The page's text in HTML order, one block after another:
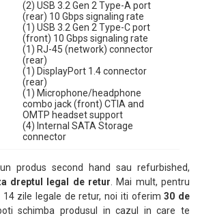
(2) USB 3.2 Gen 2 Type-A port
(rear) 10 Gbps signaling rate
(1) USB 3.2 Gen 2 Type-C port
(front) 10 Gbps signaling rate
(1) RJ-45 (network) connector
(rear)
(1) DisplayPort 1.4 connector
(rear)
(1) Microphone/headphone
combo jack (front) CTIA and
OMTP headset support
(4) Internal SATA Storage
connector
produs second hand sau refurbished,
dreptul legal de retur. Mai mult, pentru
14 zile legale de retur, noi iti oferim30 de
schimba produsul in cazul in care te